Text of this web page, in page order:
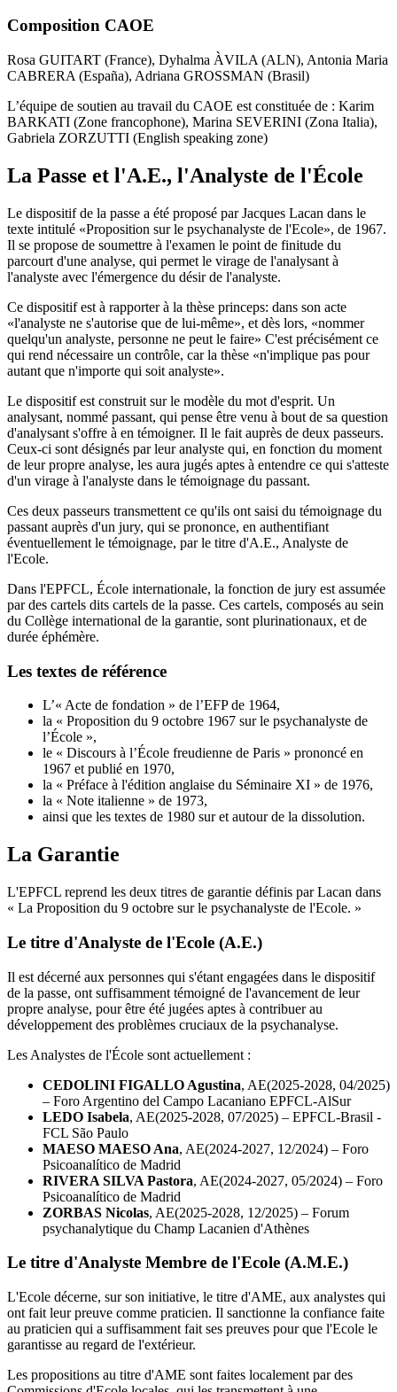
Composition CAOE
Rosa GUITART (France), Dyhalma ÀVILA (ALN), Antonia Maria
CABRERA (España), Adriana GROSSMAN (Brasil)
L’équipe de soutien au travail du CAOE est constituée de : Karim
BARKATI (Zone francophone), Marina SEVERINI (Zona Italia),
Gabriela ZORZUTTI (English speaking zone)
La Passe et l'A.E., l'Analyste de l'École
Le dispositif de la passe a été proposé par Jacques Lacan dans le
texte intitulé
Proposition sur le psychanalyste de l'Ecole , de 1967.
Il se propose de soumettre à l'examen le point de finitude du
parcourt d'une analyse, qui permet le virage de l'analysant à
l'analyste avec l'émergence du désir de l'analyste.
Ce dispositif est à rapporter à la thèse princeps: dans son acte
l'analyste ne s'autorise que de lui-même , et dès lors,
nommer
quelqu'un analyste, personne ne peut le faire
C'est précisément ce
qui rend nécessaire un contrôle, car la thèse
n'implique pas pour
autant que n'importe qui soit analyste .
Le dispositif est construit sur le modèle du mot d'esprit. Un
analysant, nommé passant, qui pense être venu à bout de sa question
d'analysant s'offre à en témoigner. Il le fait auprès de deux passeurs.
Ceux-ci sont désignés par leur analyste qui, en fonction du moment
de leur propre analyse, les aura jugés aptes à entendre ce qui s'atteste
d'un virage à l'analyste dans le témoignage du passant.
Ces deux passeurs transmettent ce qu'ils ont saisi du témoignage du
passant auprès d'un jury, qui se prononce, en authentifiant
éventuellement le témoignage, par le titre d'A.E., Analyste de
l'Ecole.
Dans l'EPFCL, École internationale, la fonction de jury est assumée
par des cartels dits cartels de la passe. Ces cartels, composés au sein
du Collège international de la garantie, sont plurinationaux, et de
durée éphémère.
Les textes de référence
L’« Acte de fondation » de l’EFP de 1964,
la « Proposition du 9 octobre 1967 sur le psychanalyste de
l’École »,
le « Discours à l’École freudienne de Paris » prononcé en
1967 et publié en 1970,
la « Préface à l'édition anglaise du Séminaire XI » de 1976,
la « Note italienne » de 1973,
ainsi que les textes de 1980 sur et autour de la dissolution.
La Garantie
L'EPFCL reprend les deux titres de garantie définis par Lacan dans
La Proposition du 9 octobre sur le psychanalyste de l'Ecole.
Le titre d'Analyste de l'Ecole (A.E.)
Il est décerné aux personnes qui s'étant engagées dans le dispositif
de la passe, ont suffisamment témoigné de l'avancement de leur
propre analyse, pour être été jugées aptes à contribuer au
développement des problèmes cruciaux de la psychanalyse.
Les Analystes de l'École sont actuellement :
CEDOLINI FIGALLO Agustina, AE(2025-2028, 04/2025)
– Foro Argentino del Campo Lacaniano EPFCL-AlSur
LEDO Isabela, AE(2025-2028, 07/2025) – EPFCL-Brasil -
FCL São Paulo
MAESO MAESO Ana, AE(2024-2027, 12/2024) – Foro
Psicoanalítico de Madrid
RIVERA SILVA Pastora, AE(2024-2027, 05/2024) – Foro
Psicoanalítico de Madrid
ZORBAS Nicolas, AE(2025-2028, 12/2025) – Forum
psychanalytique du Champ Lacanien d'Athènes
Le titre d'Analyste Membre de l'Ecole (A.M.E.)
L'Ecole décerne, sur son initiative, le titre d'AME, aux analystes qui
ont fait leur preuve comme praticien. Il sanctionne la confiance faite
au praticien qui a suffisamment fait ses preuves pour que l'Ecole le
garantisse au regard de l'extérieur.
Les propositions au titre d'AME sont faites localement par des